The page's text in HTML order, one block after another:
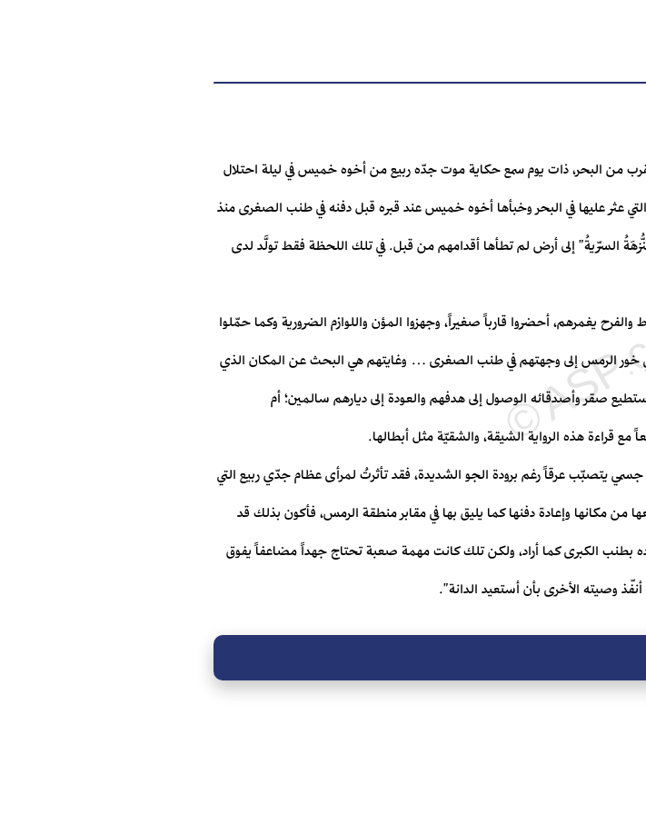
من البحر، ذات يوم سمع حكاية موت جدّه ربيع من أخوه خميس في ليلة احتلال
عثر عليها في البحر وخبأها أخوه خميس عند قبره قبل دفنه في طنب الصغرى منذ
السرِّيةُ" إلى أرض لم تطأها أقدامهم من قبل. في تلك اللحظة فقط تولَّد لدى
يغمرهم، أحضروا قارباً صغيراً، وجهزوا المؤن واللوازم الضرورية وكما حمّلوا
خور الرمس إلى وجهتهم في طنب الصغرى… وغايتهم هي البحث عن المكان الذي
صقر وأصدقائه الوصول إلى هدفهم والعودة إلى ديارهم سالمين؛ أم
هذه الرواية الشيقة، والشقيّة مثل أبطالها.
يتصبّب عرقاً رغم برودة الجو الشديدة، فقد تأثرتُ لمرأى عظام جدّي ربيع التي
من مكانها وإعادة دفنها كما يليق بها في مقابر منطقة الرمس، فأكون بذلك قد
بطنب الكبرى كما أراد، ولكن تلك كانت مهمة صعبة تحتاج جهداً مضاعفاً يفوق
وصيته الأخرى بأن أستعيد الدانة".